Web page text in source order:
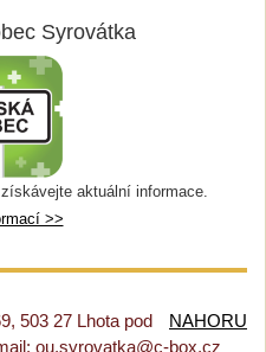
Syrovátka
aktuální informace.
>>
NAHORU
503 27 Lhota pod
ou.syrovatka@c-box.cz